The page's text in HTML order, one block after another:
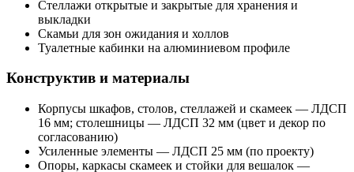
Стеллажи открытые и закрытые для хранения и
выкладки
Скамьи для зон ожидания и холлов
Туалетные кабинки на алюминиевом профиле
Конструктив и материалы
Корпусы шкафов, столов, стеллажей и скамеек — ЛДСП
16 мм; столешницы — ЛДСП 32 мм (цвет и декор по
согласованию)
Усиленные элементы — ЛДСП 25 мм (по проекту)
Опоры, каркасы скамеек и стойки для вешалок —